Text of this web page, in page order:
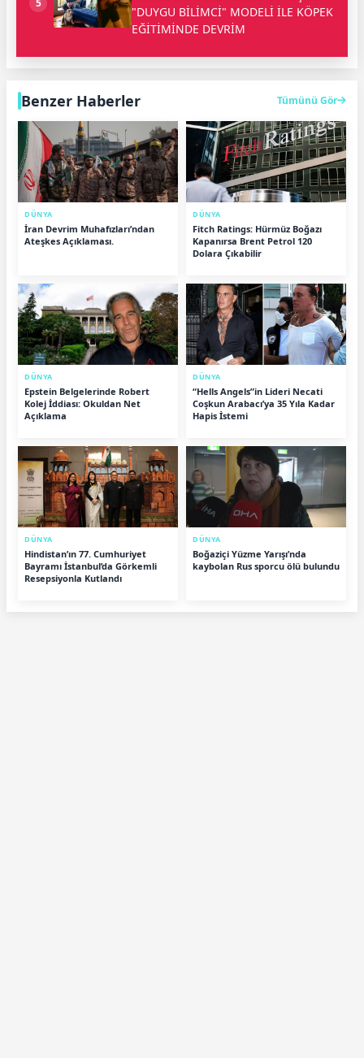
5
"DUYGU BİLİMCİ" MODELİ İLE KÖPEK
EĞİTİMİNDE DEVRİM
Benzer Haberler Tümünü Gör
DÜNYA
İran Devrim Muhafızları’ndan
Ateşkes Açıklaması.
DÜNYA
Fitch Ratings: Hürmüz Boğazı
Kapanırsa Brent Petrol 120
Dolara Çıkabilir
DÜNYA
Epstein Belgelerinde Robert
Kolej İddiası: Okuldan Net
Açıklama
DÜNYA
“Hells Angels”in Lideri Necati
Coşkun Arabacı’ya 35 Yıla Kadar
Hapis İstemi
DÜNYA
Hindistan’ın 77. Cumhuriyet
Bayramı İstanbul’da Görkemli
Resepsiyonla Kutlandı
DÜNYA
Boğaziçi Yüzme Yarışı’nda
kaybolan Rus sporcu ölü bulundu